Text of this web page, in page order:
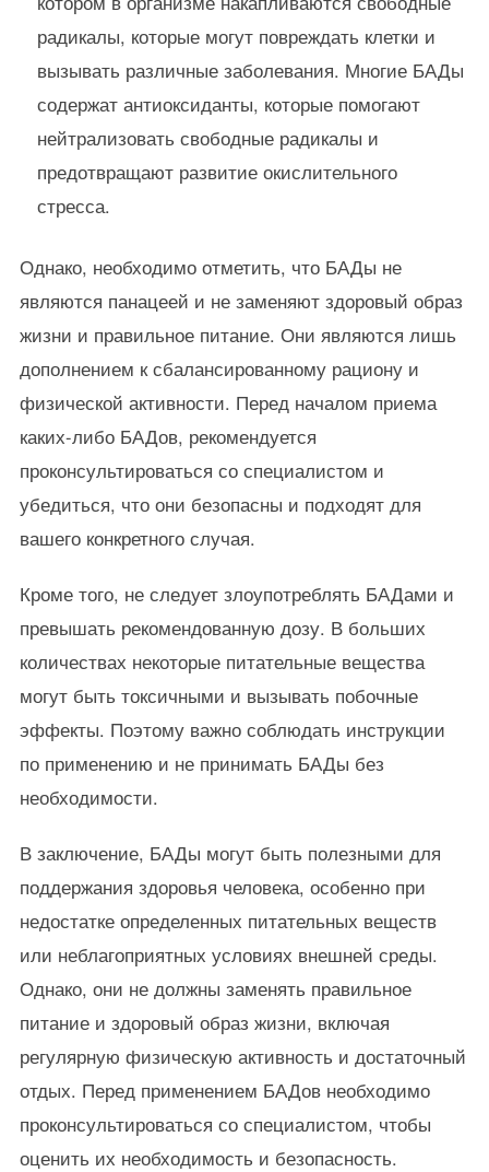
радикалы, которые могут повреждать клетки и
вызывать различные заболевания. Многие БАДы
содержат антиоксиданты, которые помогают
нейтрализовать свободные радикалы и
предотвращают развитие окислительного
стресса.
Однако, необходимо отметить, что БАДы не
являются панацеей и не заменяют здоровый образ
жизни и правильное питание. Они являются лишь
дополнением к сбалансированному рациону и
физической активности. Перед началом приема
каких-либо БАДов, рекомендуется
проконсультироваться со специалистом и
убедиться, что они безопасны и подходят для
вашего конкретного случая.
Кроме того, не следует злоупотреблять БАДами и
превышать рекомендованную дозу. В больших
количествах некоторые питательные вещества
могут быть токсичными и вызывать побочные
эффекты. Поэтому важно соблюдать инструкции
по применению и не принимать БАДы без
необходимости.
В заключение, БАДы могут быть полезными для
поддержания здоровья человека, особенно при
недостатке определенных питательных веществ
или неблагоприятных условиях внешней среды.
Однако, они не должны заменять правильное
питание и здоровый образ жизни, включая
регулярную физическую активность и достаточный
отдых. Перед применением БАДов необходимо
проконсультироваться со специалистом, чтобы
оценить их необходимость и безопасность.